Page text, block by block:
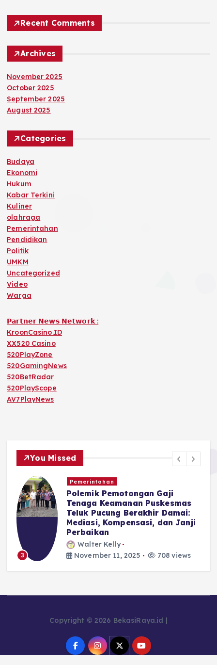
Recent Comments
Archives
November 2025
October 2025
September 2025
August 2025
Categories
Budaya
Ekonomi
Hukum
Kabar Terkini
Kuliner
olahraga
Pemerintahan
Pendidikan
Politik
UMKM
Uncategorized
Video
Warga
𝗣𝗮𝗿𝘁𝗻𝗲𝗿 𝗡𝗲𝘄𝘀 𝗡𝗲𝘁𝘄𝗼𝗿𝗸 :
KroonCasino.ID
XX520 Casino
520PlayZone
520GamingNews
520BetRadar
520PlayScope
AV7PlayNews
You Missed
3
Pemerintahan
Polemik Pemotongan Gaji
Tenaga Keamanan Puskesmas
Teluk Pucung Berakhir Damai:
Mediasi, Kompensasi, dan Janji
Perbaikan
Walter Kelly
November 11, 2025
708 views
Copyright © 2026 BekasiRaya.id |